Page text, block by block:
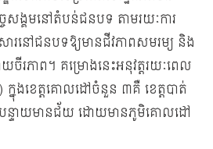
សង្គមនៅតំបន់ជនបទ តាមរយៈការ
រនៅជនបទឱ្យមានជីវភាពសមរម្យ និង
ភាព។ គម្រោងនេះអនុវត្តរយៈពេល
ងខេត្តគោលដៅចំនួន ៣គឺ ខេត្តបាត់
បន្ទាយមានជ័យ ដោយមានភូមិគោលដៅ